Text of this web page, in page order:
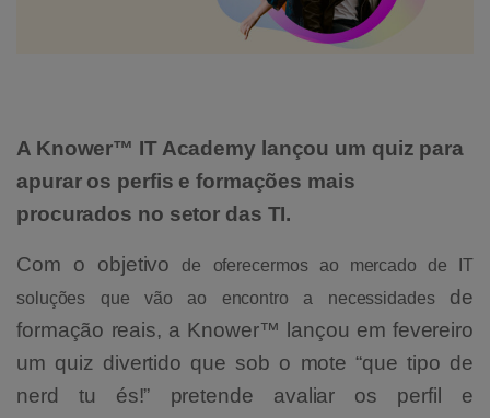
A Knower™ IT Academy lançou um quiz para
apurar os perfis e formações mais
procurados no setor das TI.
Com o objetivode oferecermos ao mercado de IT
soluções que vão ao encontro a necessidades de
formação reais, a Knower™ lançou em fevereiro
um quiz divertido que sob o mote “que tipo de
nerd tu és!” pretende avaliar os perfil e